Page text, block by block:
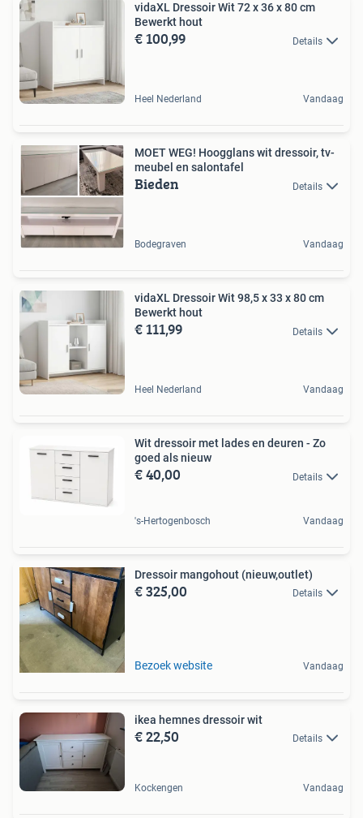
vidaXL Dressoir Wit 72 x 36 x 80 cm
Bewerkt hout
€ 100,99 Details
Heel Nederland Vandaag
MOET WEG! Hoogglans wit dressoir, tv-
meubel en salontafel
Bieden Details
Bodegraven Vandaag
vidaXL Dressoir Wit 98,5 x 33 x 80 cm
Bewerkt hout
€ 111,99 Details
Heel Nederland Vandaag
Wit dressoir met lades en deuren - Zo
goed als nieuw
€ 40,00 Details
's-Hertogenbosch Vandaag
Dressoir mangohout (nieuw,outlet)
€ 325,00 Details
Bezoek website Vandaag
ikea hemnes dressoir wit
€ 22,50 Details
Kockengen Vandaag